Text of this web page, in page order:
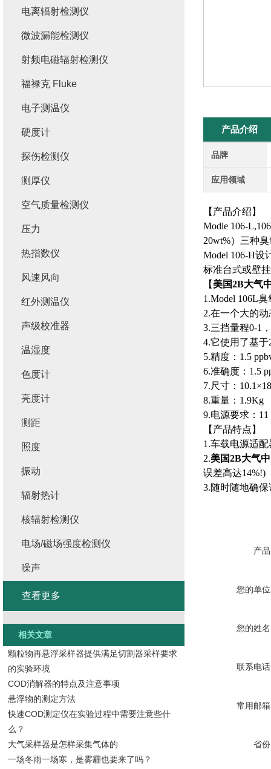
产品介绍
品牌
应用领域
【产品介绍】
Modle 106-
20wt%）三种
Model 106-H设
标准台式或壁
【 美国2B大气
1.Model 106L
2.在一个大的
3.三挡量程0-1
4.它使用了基
5.精度：1.5
6.准确度：1.5
7.尺寸：
8.重量：1.9Kg
9.电源要求：
【产品特点】
1.车载电源适
2.美国2B大气
误差高达14%!)
3.随时随地确
产
您的单
您的姓
联系电
常用邮
省
电离辐射检测仪
微波漏能检测仪
射频电磁辐射检测仪
福禄克 Fluke
电子测温仪
硬度计
探伤检测仪
测厚仪
空气质量检测仪
压力
热指数仪
风速风向
红外测温仪
声级校准器
温湿度
色度计
亮度计
测距
照度
振动
辐射热计
核辐射检测仪
电场/磁场强度检测仪
噪声
查看更多
相关文章
颗粒物再悬浮采样器提供满足切割器采样要求
的实验环境
COD消解器的特点及注意事项
悬浮物的测定方法
快速COD测定仪在实验过程中需要注意些什
么？
大气采样器是怎样采集气体的
一场冬雨一场寒，是雾霾也要来了吗？